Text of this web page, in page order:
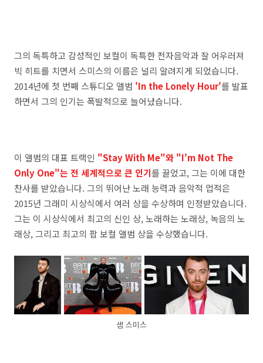
그의 독특하고 감성적인 보컬이 독특한 전자음악과 잘 어우러져
빅 히트를 치면서 스미스의 이름은 널리 알려지게 되었습니다.
2014년에 첫 번째 스튜디오 앨범 'In the Lonely Hour'를 발표
하면서 그의 인기는 폭발적으로 늘어났습니다.
이 앨범의 대표 트랙인 "Stay With Me"와 "I'm Not The
Only One"는 전 세계적으로 큰 인기를 끌었고, 그는 이에 대한
찬사를 받았습니다. 그의 뛰어난 노래 능력과 음악적 업적은
2015년 그래미 시상식에서 여러 상을 수상하며 인정받았습니다.
그는 이 시상식에서 최고의 신인 상, 노래하는 노래상, 녹음의 노
래상, 그리고 최고의 팝 보컬 앨범 상을 수상했습니다.
샘 스미스